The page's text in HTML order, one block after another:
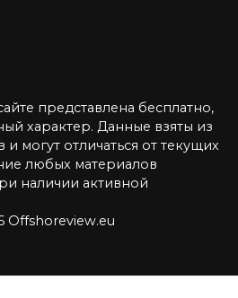
представлена бесплатно,
характер. Данные взяты из
могут отличаться от текущих
любых материалов
наличии активной
Offshoreview.eu